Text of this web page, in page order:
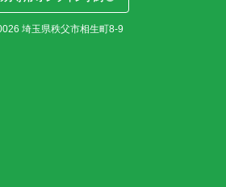
埼玉県秩父市相生町8-9